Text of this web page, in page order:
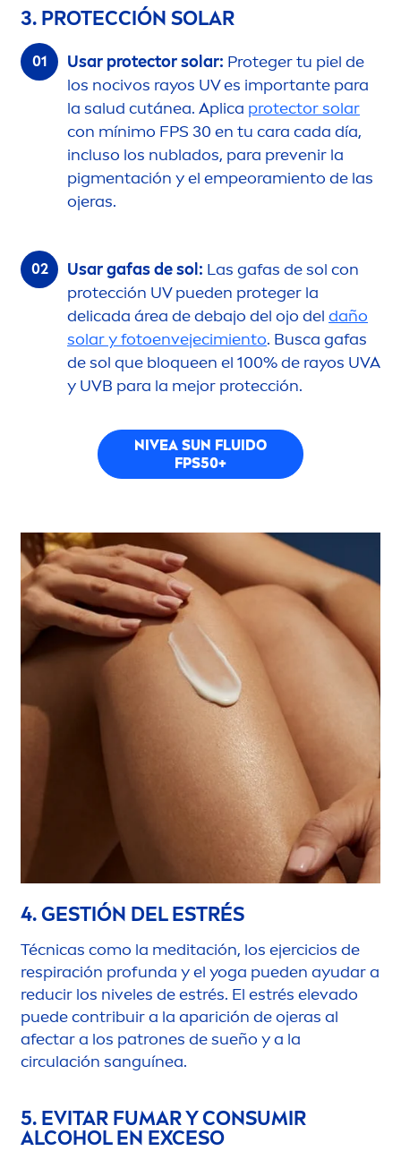
3. PROTECCIÓN SOLAR
Usar protector solar: Proteger tu piel de
los nocivos rayos UV es importante para
la salud cutánea. Aplica protector solar
con mínimo FPS 30 en tu cara cada día,
incluso los nublados, para prevenir la
pigmentación y el empeoramiento de las
ojeras.
Usar gafas de sol: Las gafas de sol con
protección UV pueden proteger la
delicada área de debajo del ojo del daño
solar y fotoenvejecimiento. Busca gafas
de sol que bloqueen el 100% de rayos UVA
y UVB para la mejor protección.
NIVEA SUN FLUIDO
FPS50+
4. GESTIÓN DEL ESTRÉS
Técnicas como la meditación, los ejercicios de
respiración profunda y el yoga pueden ayudar a
reducir los niveles de estrés. El estrés elevado
puede contribuir a la aparición de ojeras al
afectar a los patrones de sueño y a la
circulación sanguínea.
5. EVITAR FUMAR Y CONSUMIR
ALCOHOL EN EXCESO